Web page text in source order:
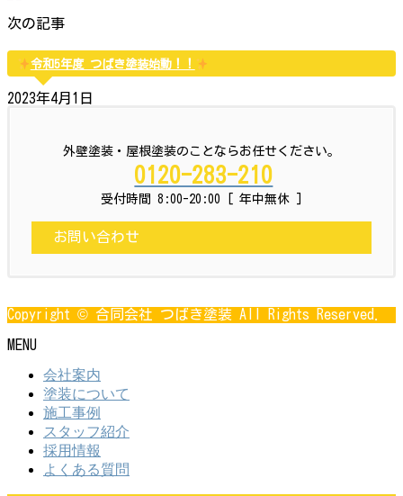
次の記事
令和5年度 つばき塗装始動！！
2023年4月1日
外壁塗装・屋根塗装のことならお任せください。
0120-283-210
受付時間 8:00-20:00 [ 年中無休 ]
お問い合わせ
Copyright © 合同会社 つばき塗装 All Rights Reserved.
MENU
会社案内
塗装について
施工事例
スタッフ紹介
採用情報
よくある質問